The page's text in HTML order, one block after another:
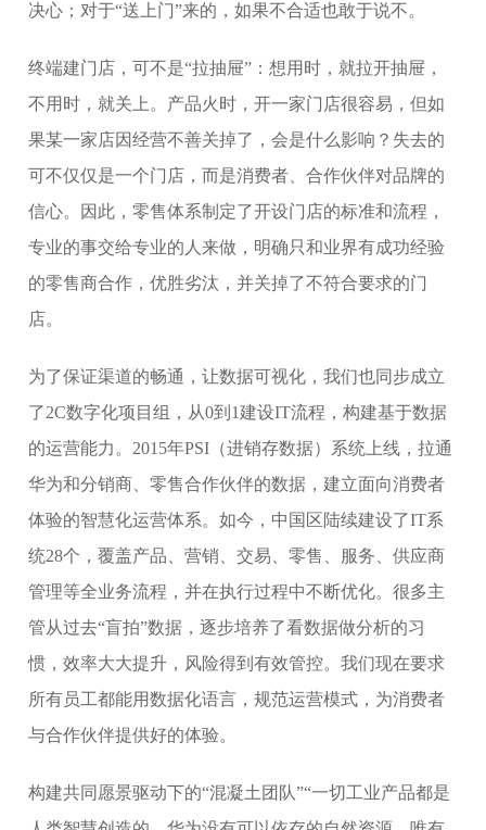
决心；对于“送上门”来的，如果不合适也敢于说不。
终端建门店，可不是“拉抽屉”：想用时，就拉开抽屉，
不用时，就关上。产品火时，开一家门店很容易，但如
果某一家店因经营不善关掉了，会是什么影响？失去的
可不仅仅是一个门店，而是消费者、合作伙伴对品牌的
信心。因此，零售体系制定了开设门店的标准和流程，
专业的事交给专业的人来做，明确只和业界有成功经验
的零售商合作，优胜劣汰，并关掉了不符合要求的门
店。
为了保证渠道的畅通，让数据可视化，我们也同步成立
了2C数字化项目组，从0到1建设IT流程，构建基于数据
的运营能力。2015年PSI（进销存数据）系统上线，拉通
华为和分销商、零售合作伙伴的数据，建立面向消费者
体验的智慧化运营体系。如今，中国区陆续建设了IT系
统28个，覆盖产品、营销、交易、零售、服务、供应商
管理等全业务流程，并在执行过程中不断优化。很多主
管从过去“盲拍”数据，逐步培养了看数据做分析的习
惯，效率大大提升，风险得到有效管控。我们现在要求
所有员工都能用数据化语言，规范运营模式，为消费者
与合作伙伴提供好的体验。
构建共同愿景驱动下的“混凝土团队”“一切工业产品都是